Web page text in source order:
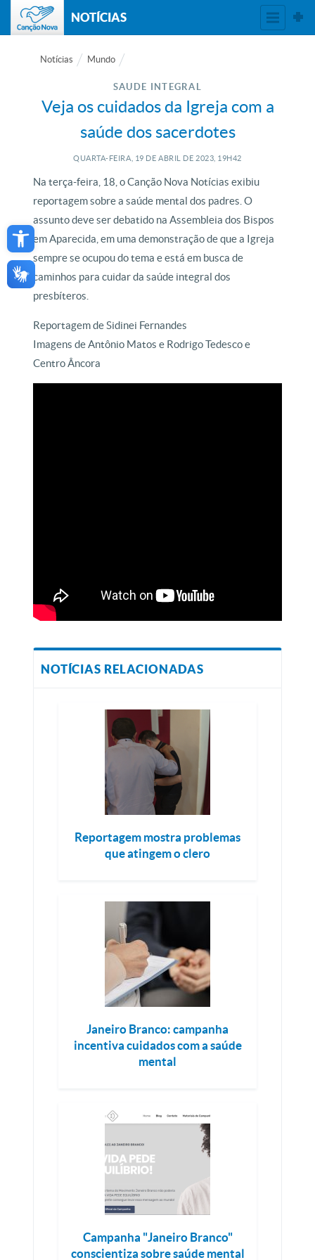
Open toolbar
NOTÍCIAS
Notícias Mundo
SAUDE INTEGRAL
Veja os cuidados da Igreja com a
saúde dos sacerdotes
QUARTA-FEIRA, 19 DE ABRIL DE 2023, 19H42
Na terça-feira, 18, o Canção Nova Notícias exibiu
reportagem sobre a saúde mental dos padres. O
assunto deve ser debatido na Assembleia dos Bispos
em Aparecida, em uma demonstração de que a Igreja
sempre se ocupou do tema e está em busca de
caminhos para cuidar da saúde integral dos
presbíteros.
Reportagem de Sidinei Fernandes
Imagens de Antônio Matos e Rodrigo Tedesco e
Centro Âncora
NOTÍCIAS RELACIONADAS
Reportagem mostra problemas
que atingem o clero
Janeiro Branco: campanha
incentiva cuidados com a saúde
mental
Campanha "Janeiro Branco"
conscientiza sobre saúde mental